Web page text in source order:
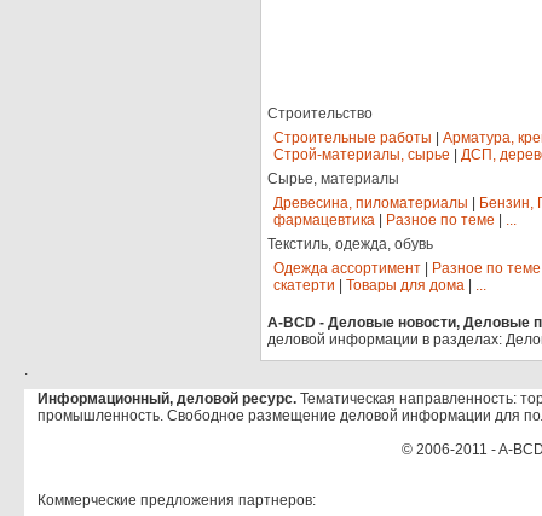
Строительство
Строительные работы
Арматура,
Строй-материалы, сырье
ДСП,
Сырье, материалы
Древесина, пиломатериалы
Бензин,
фармацевтика
Разное по теме
...
Текстиль, одежда, обувь
Одежда ассортимент
Разное по теме
скатерти
Товары для дома ...
A-BCD - Деловые новости, Деловые
деловой информации в разделах:
.
Информационный, деловой ресурс. Тематическая направленность:
промышленность. Свободное размещение деловой информации для
© 2006-2011 - A-
Коммерческие предложения партнеров: